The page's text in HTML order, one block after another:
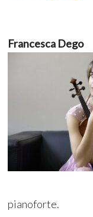
Francesca Dego
pianoforte.